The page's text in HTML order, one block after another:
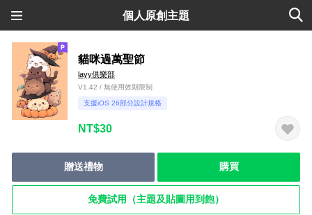
個人原創主題
貓咪過萬聖節
layy俱樂部
V1.42 / 無使用效期限制
支援iOS 26部分設計規格
NT$30
贈送禮物 購買
免費試用（主題及貼圖用到飽）